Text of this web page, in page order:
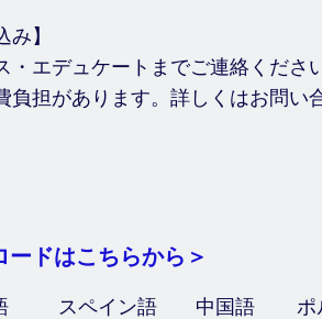
み】
エデュケートまでご連絡ください
担があります。詳しくはお問い
ードはこちらから＞
スペイン語 ​中国語 ポ